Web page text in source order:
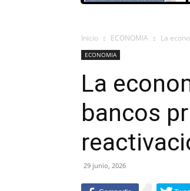
Inicio ECONOMIA La
ECONOMIA
La
bancos
29 junio, 2026